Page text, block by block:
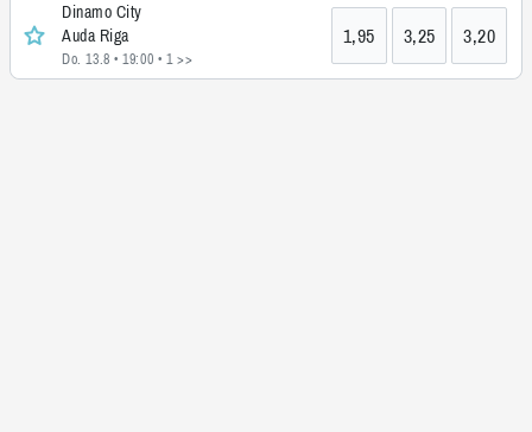
Dinamo City
Auda Riga
Do. 13.8 • 19:00 • 1 >>
1,95 3,25 3,20